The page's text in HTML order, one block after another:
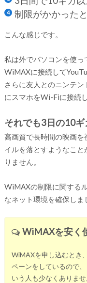
制限がかかった
こんな感じです。
私は外でパソコンを使っ
WiMAXに接続して
さらに友人とのニンテ
にスマホをWi-Fiに接続
それでも3日の10
高画質で長時間の映画
イルを落とすようなこ
りません。
WiMAXの制限に関する
なネット環境を確保しま
WiMAXを安く
WiMAXを申し込むとき
ペーンをしているので
いう人も少なくありませ